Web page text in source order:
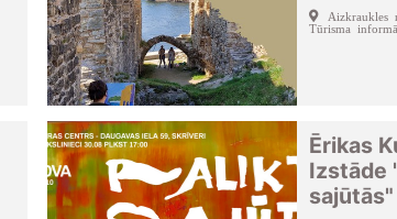
Aizkraukles
Tūrisma
Ērikas
Izstāde
sajūtās"